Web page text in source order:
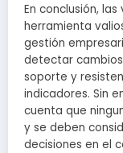
En conclusión,
herramienta
gestión
detectar
soporte y
indicadores. Sin
cuenta que
y se deben
decisiones en el